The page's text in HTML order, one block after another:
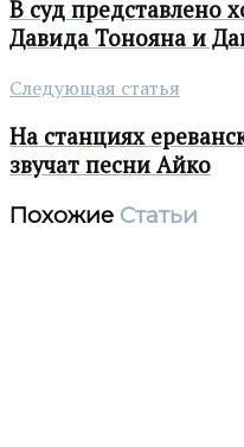
В суд представлено
Давида Тонояна и
Следующая статья
На станциях
звучат песни Айко
Похожие Статьи